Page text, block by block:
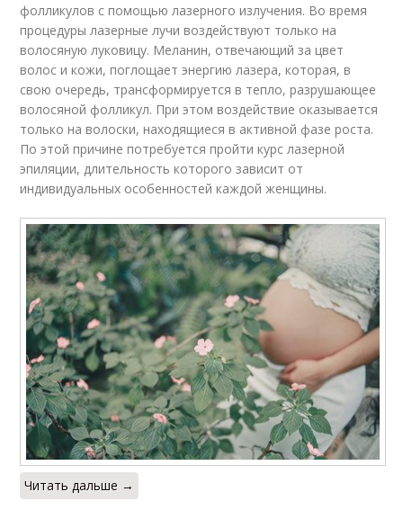
фолликулов с помощью лазерного излучения. Во время
процедуры лазерные лучи воздействуют только на
волосяную луковицу. Меланин, отвечающий за цвет
волос и кожи, поглощает энергию лазера, которая, в
свою очередь, трансформируется в тепло, разрушающее
волосяной фолликул. При этом воздействие оказывается
только на волоски, находящиеся в активной фазе роста.
По этой причине потребуется пройти курс лазерной
эпиляции, длительность которого зависит от
индивидуальных особенностей каждой женщины.
Читать дальше →